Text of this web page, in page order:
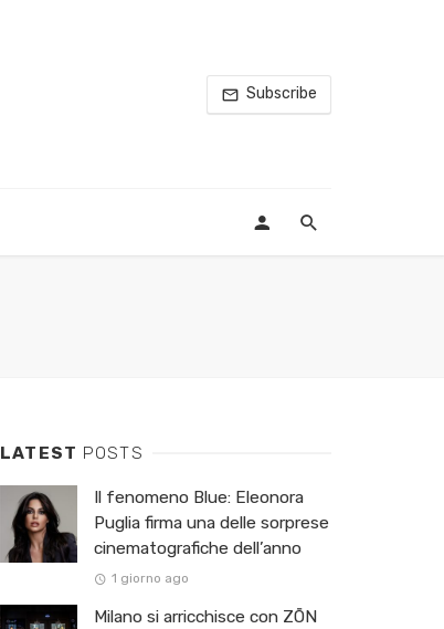
Subscribe
LATEST POSTS
Il fenomeno Blue: Eleonora
Puglia firma una delle sorprese
cinematografiche dell’anno
1 giorno ago
Milano si arricchisce con ZŌN